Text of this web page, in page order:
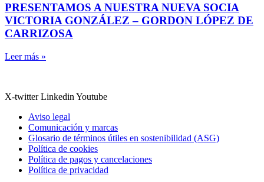
PRESENTAMOS A NUESTRA NUEVA SOCIA
VICTORIA GONZÁLEZ – GORDON LÓPEZ DE
CARRIZOSA
Leer más »
X-twitter Linkedin Youtube
Aviso legal
Comunicación y marcas
Glosario de términos útiles en sostenibilidad (ASG)
Política de cookies
Política de pagos y cancelaciones
Política de privacidad